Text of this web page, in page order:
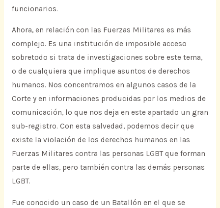
funcionarios.
Ahora, en relación con las Fuerzas Militares es más
complejo. Es una institución de imposible acceso
sobretodo si trata de investigaciones sobre este tema,
o de cualquiera que implique asuntos de derechos
humanos. Nos concentramos en algunos casos de la
Corte y en informaciones producidas por los medios de
comunicación, lo que nos deja en este apartado un gran
sub-registro. Con esta salvedad, podemos decir que
existe la violación de los derechos humanos en las
Fuerzas Militares contra las personas LGBT que forman
parte de ellas, pero también contra las demás personas
LGBT.
Fue conocido un caso de un Batallón en el que se